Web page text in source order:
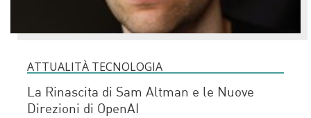
ATTUALITÀ TECNOLOGIA
La Rinascita di Sam Altman e le Nuove
Direzioni di OpenAI